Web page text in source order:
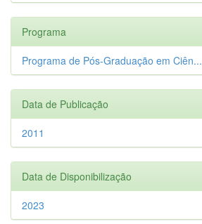
Programa
Programa de Pós-Graduação em Ciên...
Data de Publicação
2011
Data de Disponibilização
2023